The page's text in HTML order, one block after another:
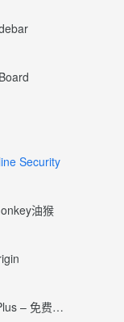
Security
油猴
Adblock Plus – 免费的广告拦截器